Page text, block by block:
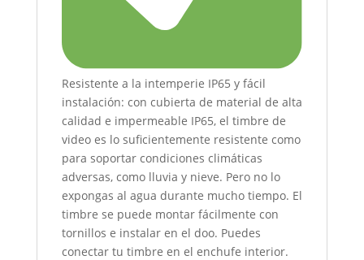
Resistente a la intemperie IP65 y fácil
instalación: con cubierta de material de alta
calidad e impermeable IP65, el timbre de
video es lo suficientemente resistente como
para soportar condiciones climáticas
adversas, como lluvia y nieve. Pero no lo
expongas al agua durante mucho tiempo. El
timbre se puede montar fácilmente con
tornillos e instalar en el doo. Puedes
conectar tu timbre en el enchufe interior.